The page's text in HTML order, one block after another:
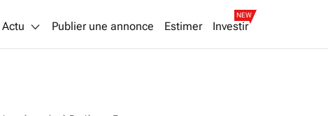
Actu Publier une annonce Estimer Investir
NEW